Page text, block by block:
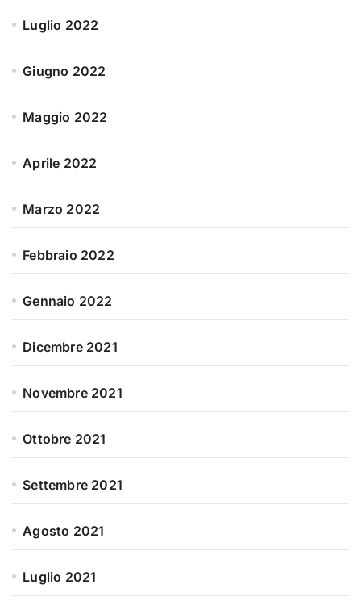
Luglio 2022
Giugno 2022
Maggio 2022
Aprile 2022
Marzo 2022
Febbraio 2022
Gennaio 2022
Dicembre 2021
Novembre 2021
Ottobre 2021
Settembre 2021
Agosto 2021
Luglio 2021